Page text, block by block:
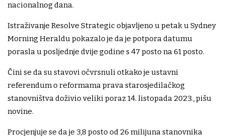
nacionalnog dana.
Istraživanje Resolve Strategic objavljeno u petak u Sydney
Morning Heraldu pokazalo je da je potpora datumu
porasla u posljednje dvije godine s 47 posto na 61 posto.
Čini se da su stavovi očvrsnuli otkako je ustavni
referendum o reformama prava starosjedilačkog
stanovništva doživio veliki poraz 14. listopada 2023., pišu
novine.
Procjenjuje se da je 3,8 posto od 26 milijuna stanovnika